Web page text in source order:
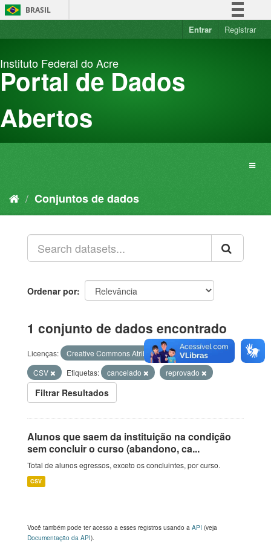
Pular
para
BRASIL
Simplifique!
Acesso à informação
Entrar Registrar
Instituto Federal do Acre
Portal de Dados
Abertos
Conjuntos de dados
Ordenar por
1 conjunto de dados encontrado
Licenças: Creative Commons Atribuição
Formatos:
CSV
Etiquetas: cancelado reprovado
Filtrar Resultados
Alunos que saem da instituição na condição
sem concluir o curso (abandono, ca...
Total de alunos egressos, exceto os concluintes, por curso.
CSV
Você também pode ter acesso a esses registros usando a API (veja
Documentação da API).